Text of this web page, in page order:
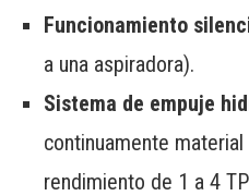
Funcionamiento
a una aspiradora).
Sistema de empuje
continuamente
rendimiento de 1 a 4